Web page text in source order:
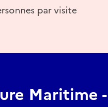
par visite
Maritime -